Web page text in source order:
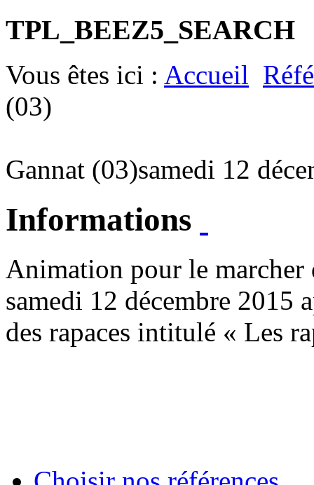
TPL_BEEZ5_SEARCH
Vous êtes ici : Accueil
(03)
Gannat (03)samedi 12
Informations
Animation pour le marcher
samedi 12 décembre 2015
des rapaces intitulé « Les